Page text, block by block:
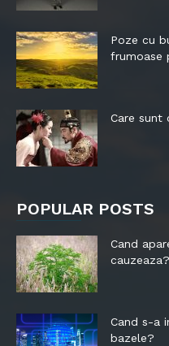
Poze cu
frumoase
Care sunt
POPULAR POSTS
Cand
cauzeaza?
Cand s-a
bazele?